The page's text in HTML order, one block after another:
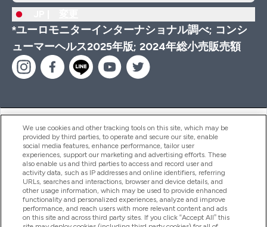
*ユーロモニターインターナショナル調べ; コンシ
ューマーヘルス2025年版; 2024年総小売販売額
ヘルプ＆ガイド
商品について
会社概要
We use cookies and other tracking tools on this site, which may be
provided by third parties, to operate and secure our site, enable
social media features, enhance performance, tailor user
experiences, support our marketing and advertising efforts. These
also enable us and third parties to access and record user and
activity data, such as IP addresses and online identifiers, referring
URLs, searches and interactions, browser and device details, and
other usage information, which may be used to provide enhanced
functionality and personalized experiences, analyze and improve
performance, and reach users with more relevant content and ads
on this site and across third party sites. If you click “Accept All” this